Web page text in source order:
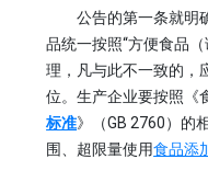
公告的第一条就明确
品统一按照“方便食品
理，凡与此不一致的，
位。生产企业要按照《
标准》（GB 2760）的
围、超限量使用食品添